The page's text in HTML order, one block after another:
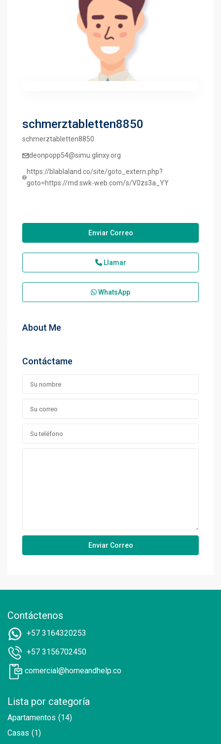
schmerztabletten8850
schmerztabletten8850
deonpopp54@simu.glinxy.org
https://blablaland.co/site/goto_extern.php?
goto=https://md.swk-web.com/s/V0zs3a_YY
Enviar Correo
Llamar
WhatsApp
About Me
Contáctame
Contáctenos
+57 3164320253
+57 3156702450
comercial@homeandhelp.co
Lista por categoría
Apartamentos (14)
Casas (1)